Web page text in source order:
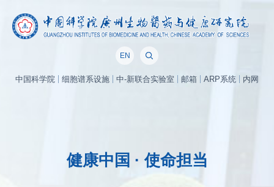
EN
中国科学院 细胞谱系设施 中-新联合实验室 邮箱 ARP系统 内网
健康中国 · 使命担当